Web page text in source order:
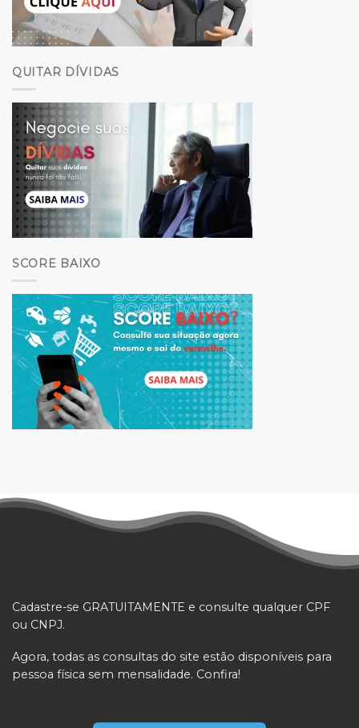
QUITAR DÍVIDAS
SCORE BAIXO
Cadastre-se GRATUITAMENTE e consulte qualquer CPF
ou CNPJ.
Agora, todas as consultas do site estão disponíveis para
pessoa física sem mensalidade. Confira!